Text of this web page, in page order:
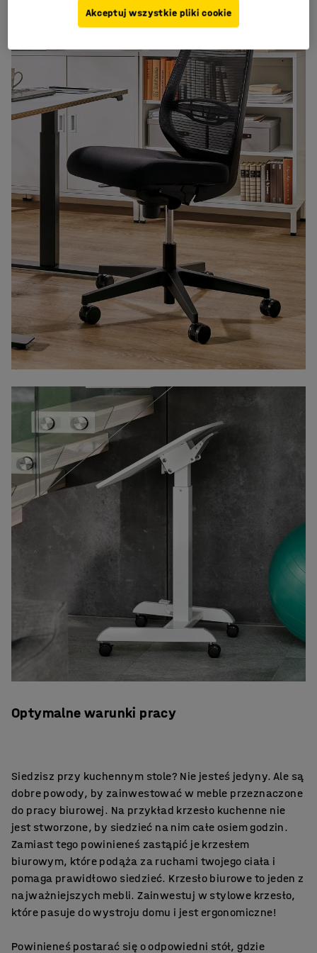
Optymalne warunki pracy
Siedzisz przy kuchennym stole? Nie jesteś jedyny. Ale są
dobre powody, by zainwestować w meble przeznaczone
do pracy biurowej. Na przykład krzesło kuchenne nie
jest stworzone, by siedzieć na nim całe osiem godzin.
Zamiast tego powinieneś zastąpić je krzesłem
biurowym, które podąża za ruchami twojego ciała i
pomaga prawidłowo siedzieć. Krzesło biurowe to jeden z
najważniejszych mebli. Zainwestuj w stylowe krzesło,
które pasuje do wystroju domu i jest ergonomiczne!
Powinieneś postarać się o odpowiedni stół, gdzie
Akceptuj wszystkie pliki cookie